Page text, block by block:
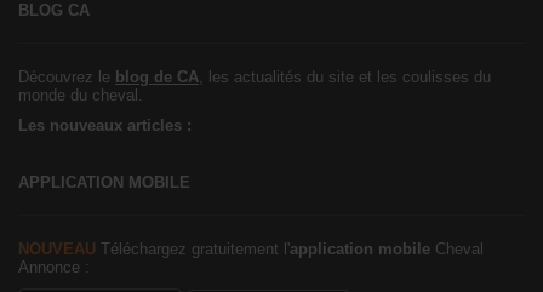
BLOG CA
Découvrez le blog de CA, les actualités du site et les coulisses du
monde du cheval.
Les nouveaux articles :
APPLICATION MOBILE
NOUVEAU Téléchargez gratuitement l'application mobile Cheval
Annonce :